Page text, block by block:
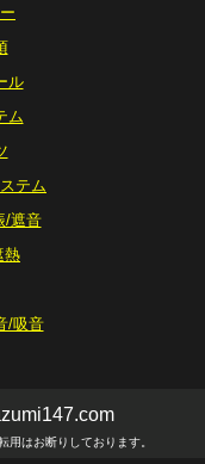
ル
ム
テム
遮音
熱
/吸音
用はお断りしております。